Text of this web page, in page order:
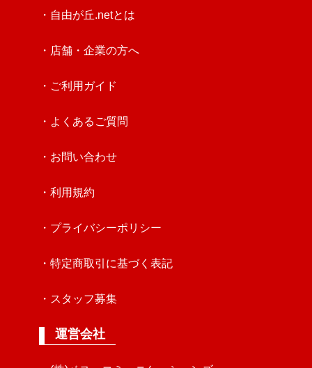
・自由が丘.netとは
・店舗・企業の方へ
・ご利用ガイド
・よくあるご質問
・お問い合わせ
・利用規約
・プライバシーポリシー
・特定商取引に基づく表記
・スタッフ募集
運営会社